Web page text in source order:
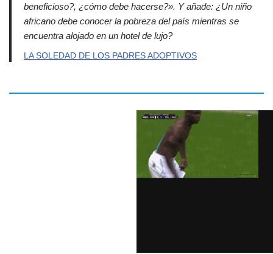
beneficioso?, ¿cómo debe hacerse?». Y añade: ¿Un niño
africano debe conocer la pobreza del país mientras se
encuentra alojado en un hotel de lujo?
LA SOLEDAD DE LOS PADRES ADOPTIVOS